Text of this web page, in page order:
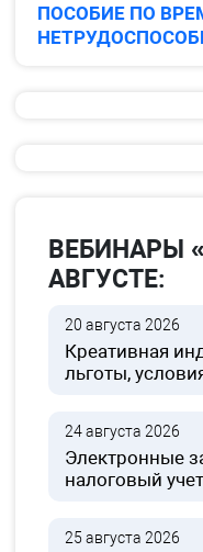
ПОСОБИЕ ПО
ВЕБИНАРЫ
АВГУСТЕ:
20 августа 2026
Креативная
льготы,
24 августа 2026
Электронные
налоговый
25 августа 2026